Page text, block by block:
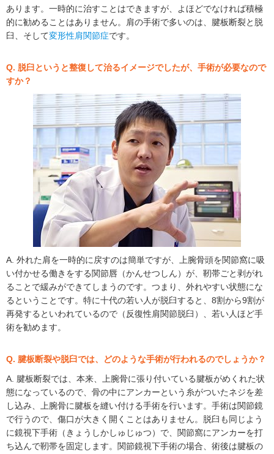
あります。一時的に治すことはできますが、よほどでなければ積極
的に勧めることはありません。肩の手術で多いのは、腱板断裂と脱
臼、そして変形性肩関節症です。
Q. 脱臼というと整復して治るイメージでしたが、手術が必要なので
すか？
A. 外れた肩を一時的に戻すのは簡単ですが、上腕骨頭を関節窩に吸
い付かせる働きをする関節唇（かんせつしん）が、靭帯ごと剥がれ
ることで緩みができてしまうのです。つまり、外れやすい状態にな
るということです。特に十代の若い人が脱臼すると、8割から9割が
再発するといわれているので（反復性肩関節脱臼）、若い人ほど手
術を勧めます。
Q. 腱板断裂や脱臼では、どのような手術が行われるのでしょうか？
A. 腱板断裂では、本来、上腕骨に張り付いている腱板がめくれた状
態になっているので、骨の中にアンカーという糸がついたネジを差
し込み、上腕骨に腱板を縫い付ける手術を行います。手術は関節鏡
で行うので、傷口が大きく開くことはありません。脱臼も同じよう
に鏡視下手術（きょうしかしゅじゅつ）で、関節窩にアンカーを打
ち込んで靭帯を固定します。関節鏡視下手術の場合、術後は腱板の